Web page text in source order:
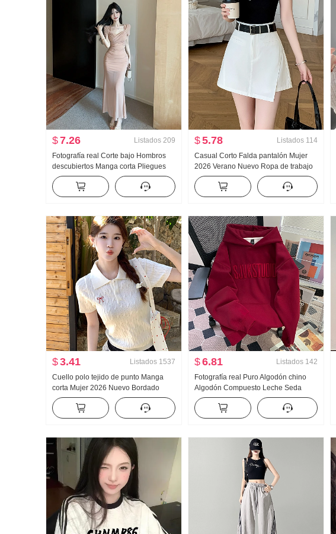
$7.26 Listados 209
Fotografía real Corte bajo Hombros
descubiertos Manga corta Pliegues
Longitud media Tul Vestido Base
9807 Estilo Manga corta
$5.78 Listados 114
Casual Corto Falda pantalón Mujer
2026 Verano Nuevo Ropa de trabajo
Falda pantalón Talle alto Kuo Pierna
Pantalones de montar Para uso
exterior Corto Pantalones-falda Mujer
$3.41 Listados 1537
Cuello polo tejido de punto Manga
corta Mujer 2026 Nuevo Bordado
Retro Estilo colegial Trenza Suéter
Camiseta Top
$6.81 Listados 142
Fotografía real Puro Algodón chino
Algodón Compuesto Leche Seda
Sudadera Mujer 2025 Principios de
primavera Nuevo Versión ligera
Bordado Holgado Con capucha Top